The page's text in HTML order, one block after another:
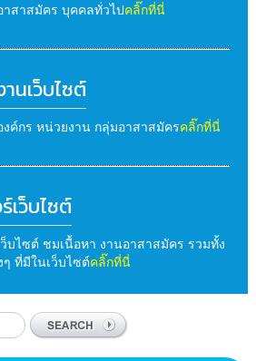
าสาสมัคร บุคคลทั่วไปคลิ๊กที่นี่
านเว็บไซต์
งค์กร หน่วยงาน กลุ่มอาสาสมัครคลิ๊กที่นี่
เว็บไซต์
บไซต์ ชมเนื้อหา งานอาสาสมัคร รวมทั้ง
ที่มีในเว็บไซต์คลิ๊กที่นี่